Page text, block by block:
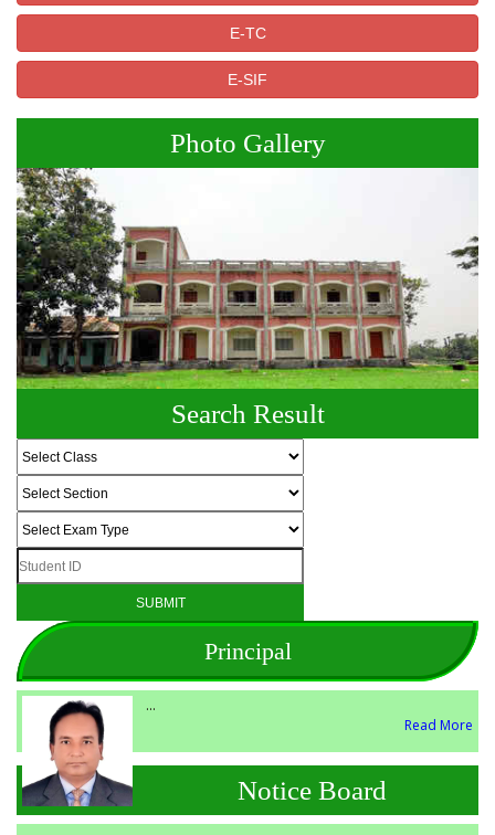
E-TC
E-SIF
Photo Gallery
Search Result
Principal
...
Read More
Notice Board